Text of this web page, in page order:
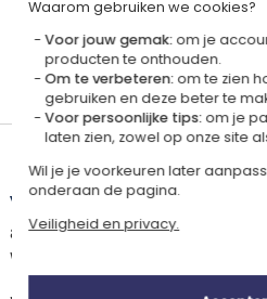
Gepersonaliseerd
in Frankrijk
Levertijd en
Dit artikel wordt
atelier. Het komt in aanmerking voor de
vanaf 85 € aankoop» -
Waarom gebruiken we cookies?
Voor jouw gemak:om je
producten te onthouden.
Om te verbeteren:om te zien
gebruiken en deze beter te
Voor persoonlijke tips:om je
laten zien, zowel op onze site
Wil je je voorkeuren later
onderaan de pagina.
Veiligheid en privacy.